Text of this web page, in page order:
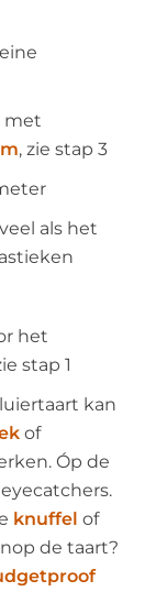
met
, zie stap 3
als het
het
stap 1
kan
of
Óp de
knuffel of
de taart?